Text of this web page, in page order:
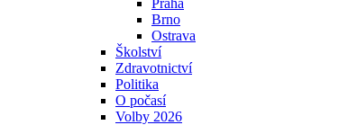
Praha
Brno
Ostrava
Školství
Zdravotnictví
Politika
O počasí
Volby 2026